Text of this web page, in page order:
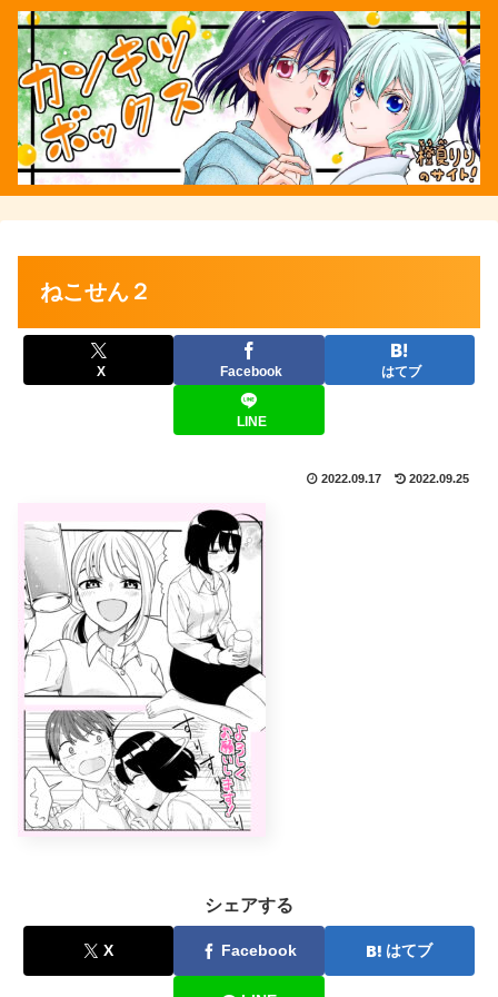
ねこせん２
X Facebook はてブ
LINE
2022.09.17 2022.09.25
シェアする
X Facebook はてブ